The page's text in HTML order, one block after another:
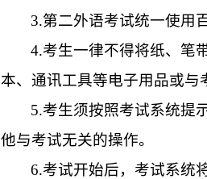
3.第二外语考试统一使用
4.考生一律不得将纸、笔
本、通讯工具等电子用品或与
5.考生须按照考试系统提
他与考试无关的操作。
6.考试开始后，考试系统